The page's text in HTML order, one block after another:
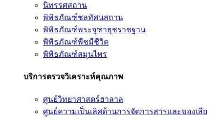
นิทรรศสถาน
พิพิธภัณฑ์ชลทัศนสถาน
พิพิธภัณฑ์พระจุฑาธุชราชฐาน
พิพิธภัณฑ์พืชมีชีวิต
พิพิธภัณฑ์สมุนไพร
บริการตรวจวิเคราะห์คุณภาพ
ศูนย์วิทยาศาสตร์ฮาลาล
ศูนย์ความเป็นเลิศด้านการจัดการสารและของเสีย